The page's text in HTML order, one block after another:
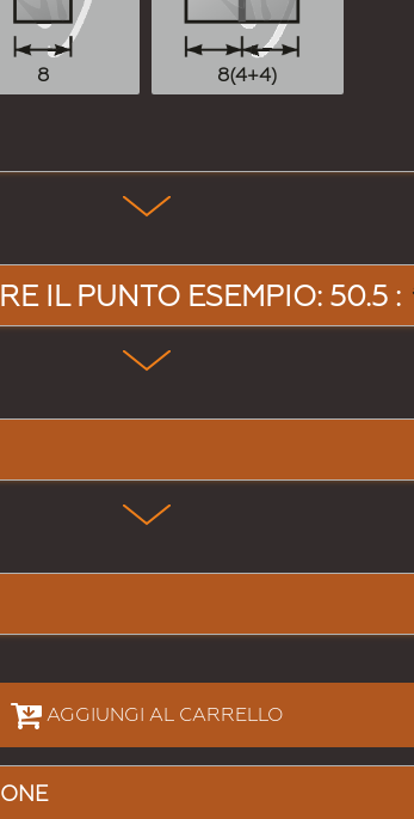
8 8(4+4)
IL PUNTO ESEMPIO: 50.5 :
AGGIUNGI AL CARRELLO